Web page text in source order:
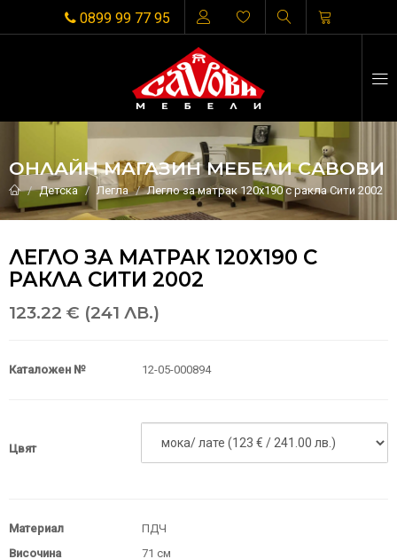
0899 99 77 95
ОНЛАЙН МАГАЗИН МЕБЕЛИ САВОВИ
Детска Легла Легло за матрак 120х190 с ракла Сити 2002
ЛЕГЛО ЗА МАТРАК 120Х190 С
РАКЛА СИТИ 2002
123.22 € (241 ЛВ.)
Каталожен № 12-05-000894
Цвят
Материал
ПДЧ
Височина
71 см